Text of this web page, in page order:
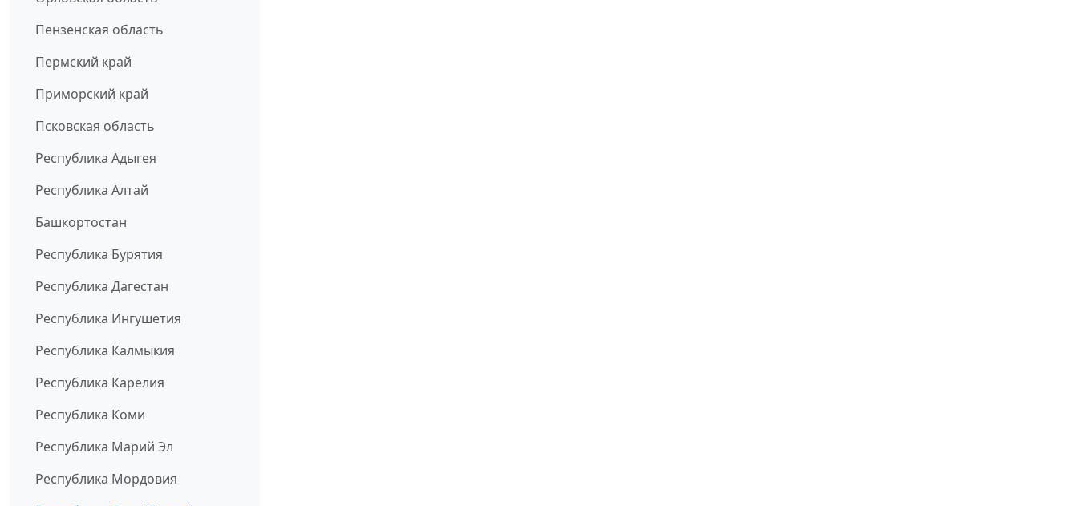
Пензенская область
Пермский край
Приморский край
Псковская область
Республика Адыгея
Республика Алтай
Башкортостан
Республика Бурятия
Республика Дагестан
Республика Ингушетия
Республика Калмыкия
Республика Карелия
Республика Коми
Республика Марий Эл
Республика Мордовия